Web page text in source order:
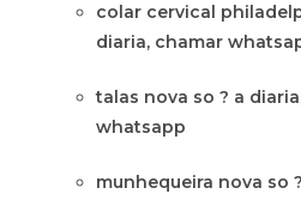
colar cervical
diaria, chamar
talas nova so ? a
whatsapp
munhequeira nova so